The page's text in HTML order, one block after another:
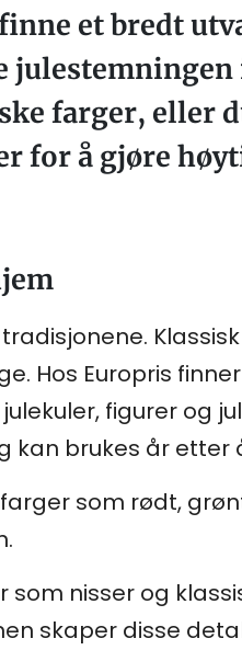
et bredt
farger, eller
for å gjøre
Hos Europris
figurer og
kan brukes år etter
som rødt,
nisser og
skaper disse